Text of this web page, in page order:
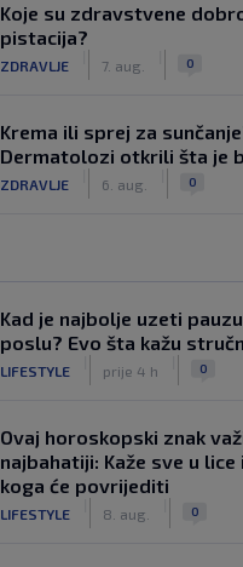
Koje su zdravstvene
pistacija?
ZDRAVLJE 7. aug. 0
Krema ili sprej za
Dermatolozi otkrili šta je
ZDRAVLJE 6. aug. 0
Kad je najbolje uzeti
poslu? Evo šta kažu
LIFESTYLE prije 4 h 0
Ovaj horoskopski znak
najbahatiji: Kaže sve u lice
koga će povrijediti
LIFESTYLE 8. aug. 0